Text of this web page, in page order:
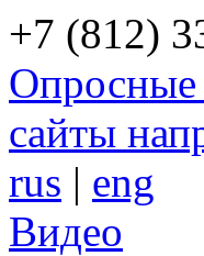
+7 (812)
Опросные
сайты
rus | eng
Видео